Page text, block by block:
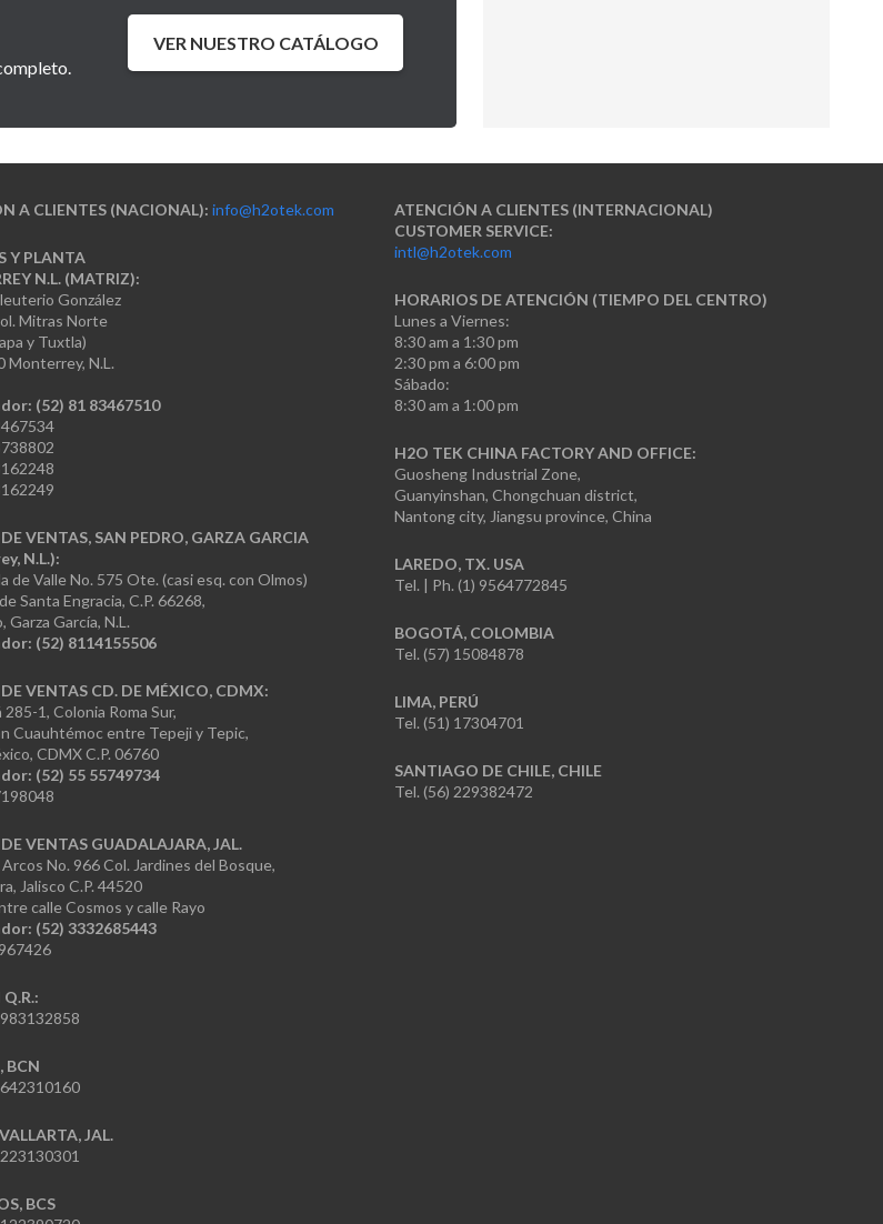
VER NUESTRO CATÁLOGO
A CLIENTES (NACIONAL): info@h2otek.com
Y PLANTA
N.L. (MATRIZ):
González
Mitras Norte
y Tuxtla)
Monterrey, N.L.
(52) 81 83467510
VENTAS, SAN PEDRO, GARZA GARCIA
N.L.):
de Valle No. 575 Ote. (casi esq. con Olmos)
Santa Engracia, C.P. 66268,
Garza García, N.L.
(52) 8114155506
VENTAS CD. DE MÉXICO, CDMX:
285-1, Colonia Roma Sur,
Cuauhtémoc entre Tepeji y Tepic,
CDMX C.P. 06760
(52) 55 55749734
VENTAS GUADALAJARA, JAL.
Arcos No. 966 Col. Jardines del Bosque,
Jalisco C.P. 44520
calle Cosmos y calle Rayo
(52) 3332685443
BCN
JAL.
BCS
ATENCIÓN A CLIENTES (INTERNACIONAL)
CUSTOMER SERVICE:
intl@h2otek.com
HORARIOS DE ATENCIÓN (TIEMPO DEL CENTRO)
Lunes a Viernes:
8:30 am a 1:30 pm
2:30 pm a 6:00 pm
Sábado:
8:30 am a 1:00 pm
H2O TEK CHINA FACTORY AND OFFICE:
Guosheng Industrial Zone,
Guanyinshan, Chongchuan district,
Nantong city, Jiangsu province, China
LAREDO, TX. USA
Tel. | Ph. (1) 9564772845
BOGOTÁ, COLOMBIA
Tel. (57) 15084878
LIMA, PERÚ
Tel. (51) 17304701
SANTIAGO DE CHILE, CHILE
Tel. (56) 229382472